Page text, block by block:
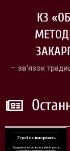
КЗ
– зв’язок